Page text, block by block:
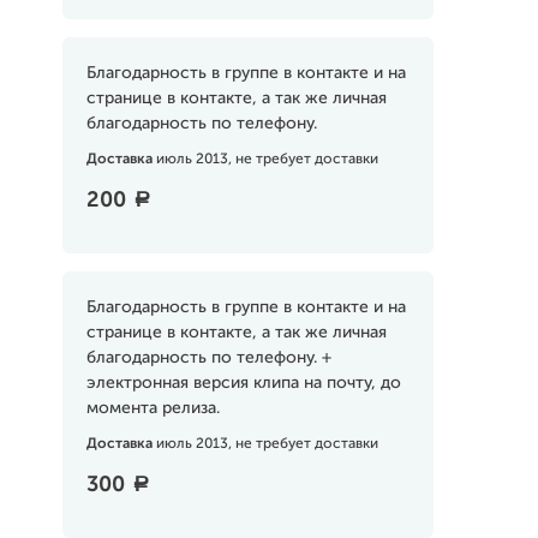
Благодарность в группе в контакте и на
странице в контакте, а так же личная
благодарность по телефону.
Доставка июль 2013, не требует доставки
200 a
Благодарность в группе в контакте и на
странице в контакте, а так же личная
благодарность по телефону. +
электронная версия клипа на почту, до
момента релиза.
Доставка июль 2013, не требует доставки
300 a